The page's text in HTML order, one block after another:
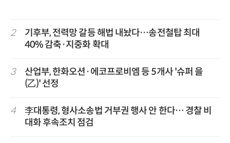
2
기후부, 전력망 갈등 해법 내놨다…송전철탑 최대
40% 감축·지중화 확대
3
산업부, 한화오션·에코프로비엠 등 5개사 '슈퍼 을
(乙)' 선정
4
李대통령, 형사소송법 거부권 행사 안 한다… 경찰 비
대화 후속조치 점검